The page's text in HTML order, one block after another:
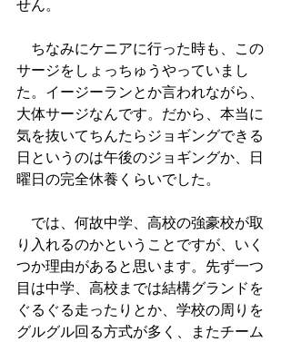
せん。
ちなみにケニアに行った時も、この
サージをしょっちゅうやっていまし
た。イージーランとか言われながら、
大体サージなんです。だから、本当に
気を抜いてちんたらジョギングできる
日というのは午後のジョギングか、日
曜日の完全休養くらいでした。
では、何故中学、高校の強豪校が取
り入れるのかということですが、いく
つか理由があると思います。先ず一つ
目は中学、高校までは結構グランドを
ぐるぐる走ったりとか、学校の周りを
グルグル回る方式が多く、またチーム